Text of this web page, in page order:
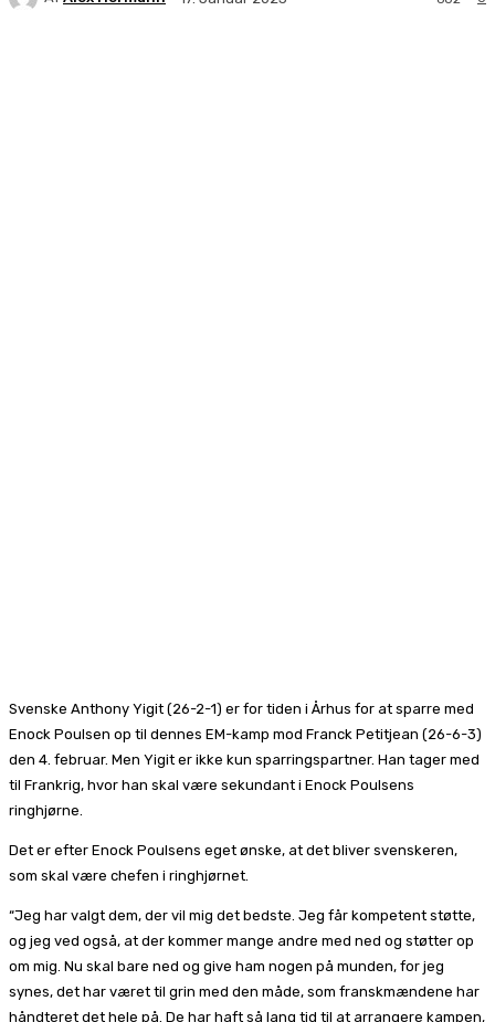
Svenske Anthony Yigit (26-2-1) er for tiden i Århus for at sparre med
Enock Poulsen op til dennes EM-kamp mod Franck Petitjean (26-6-3)
den 4. februar. Men Yigit er ikke kun sparringspartner. Han tager med
til Frankrig, hvor han skal være sekundant i Enock Poulsens
ringhjørne.
Det er efter Enock Poulsens eget ønske, at det bliver svenskeren,
som skal være chefen i ringhjørnet.
“Jeg har valgt dem, der vil mig det bedste. Jeg får kompetent støtte,
og jeg ved også, at der kommer mange andre med ned og støtter op
om mig. Nu skal bare ned og give ham nogen på munden, for jeg
synes, det har været til grin med den måde, som franskmændene har
håndteret det hele på. De har haft så lang tid til at arrangere kampen,